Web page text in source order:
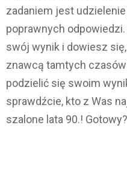
zadaniem jest
poprawnych
swój wynik i dowiesz
znawcą tamtych
podzielić się swoim
sprawdźcie, kto z Was
szalone lata 90.! Gotowy?